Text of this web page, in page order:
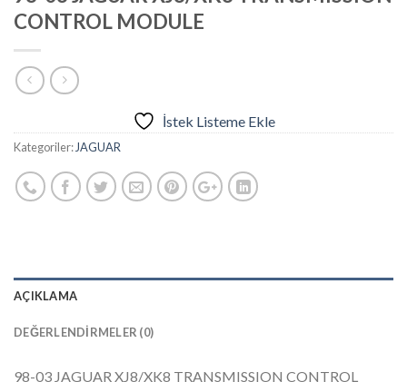
CONTROL MODULE
İstek Listeme Ekle
Kategoriler: JAGUAR
AÇIKLAMA
DEĞERLENDIRMELER (0)
98-03 JAGUAR XJ8/XK8 TRANSMISSION CONTROL